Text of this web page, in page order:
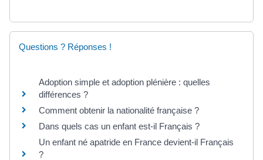
Questions ? Réponses !
Adoption simple et adoption plénière : quelles
différences ?
Comment obtenir la nationalité française ?
Dans quels cas un enfant est-il Français ?
Un enfant né apatride en France devient-il Français
?